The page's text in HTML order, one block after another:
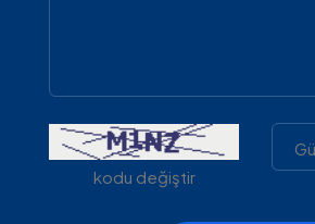
kodu değiştir